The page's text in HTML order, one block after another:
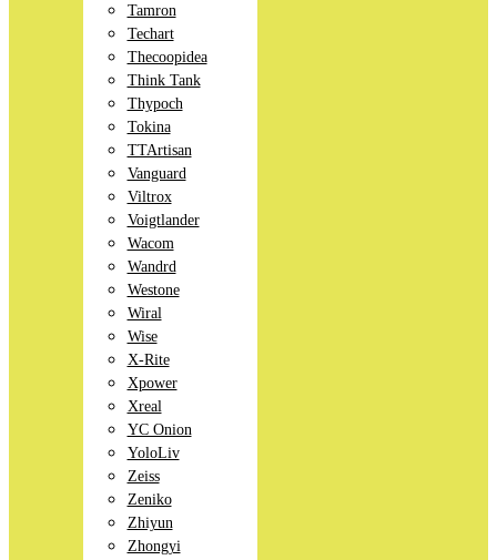
Tamron
Techart
Thecoopidea
Think Tank
Thypoch
Tokina
TTArtisan
Vanguard
Viltrox
Voigtlander
Wacom
Wandrd
Westone
Wiral
Wise
X-Rite
Xpower
Xreal
YC Onion
YoloLiv
Zeiss
Zeniko
Zhiyun
Zhongyi